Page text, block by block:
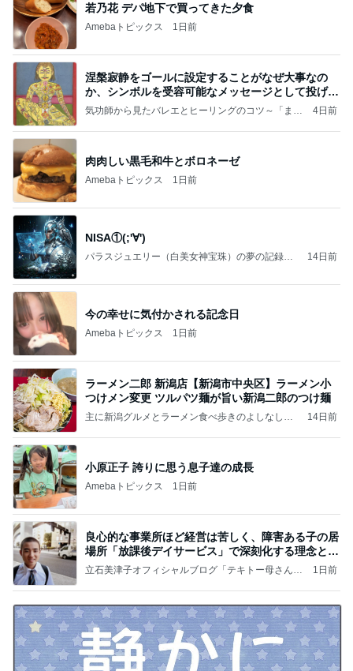
若乃花 デパ地下で買ってきた夕食
Amebaトピックス 1日前
涅槃寂静をゴールに設定することがなぜ大事なの
か、シンボルを受容可能なメッセージとして投げる
ことが
気功師から見たバレエとヒーリングのコツ～「まと
4日前
肉肉しい黒毛和牛とボロネーゼ
Amebaトピックス 1日前
NISA①(;'∀')
パラスジュエリー（白美女神宝珠）の夢の記録
14日前
今の幸せに気付かされる記念日
Amebaトピックス 1日前
ラーメン二郎 新潟店【新潟市中央区】ラーメン小
つけメン変更 ツルパツ麺が旨い新潟二郎のつけ麺
主に新潟グルメとラーメン食べ歩きのよしなしご
14日前
小原正子 誇りに思う息子達の成長
Amebaトピックス 1日前
良心的な事業所ほど経営は苦しく、障害ある子の居
場所「放課後デイサービス」で深刻化する理念と現
実の
立石美津子オフィシャルブログ「テキトー母さんの
1日前